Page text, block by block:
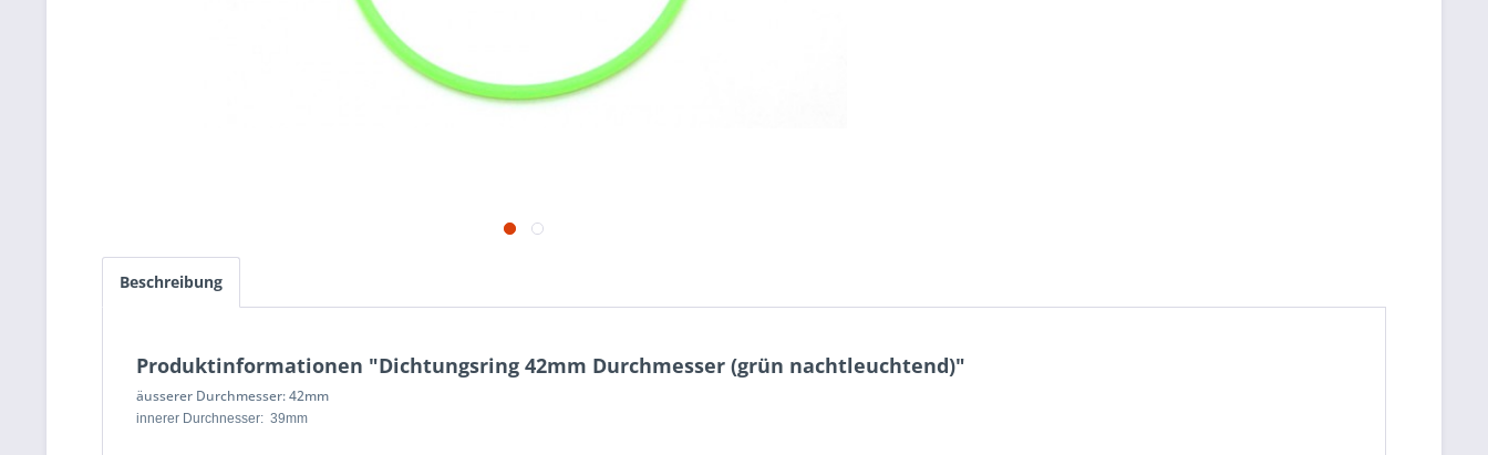
Beschreibung
Produktinformationen "Dichtungsring 42mm Durchmesser (grün nachtleuchtend)"
äusserer Durchmesser: 42mm
innerer Durchnesser: 39mm